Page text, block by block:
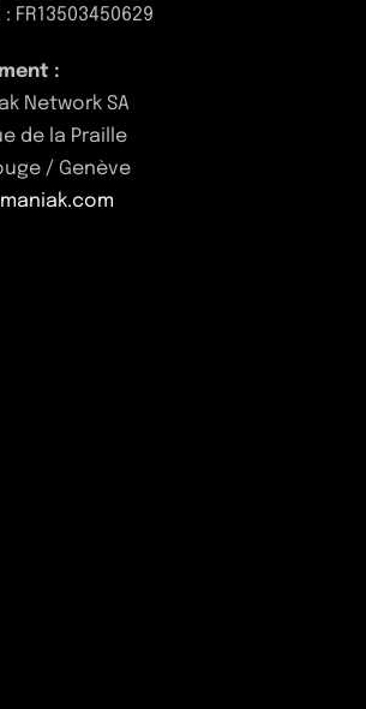
: FR13503450629
:
Network SA
de la Praille
/ Genève